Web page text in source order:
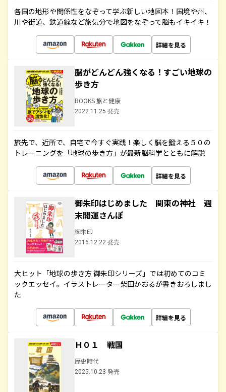
各国の地形や関係性をなぞって学ぶ新しい地図本！国境や州、
川や街道、鉄道線など旅気分で地図をなぞって脳もイキイキ！
詳細を見る
脳がどんどん強くなる！すごい地球の
歩き方
BOOKS 旅と健康
2022.11.25 発売
旅先で、近所で、自宅で今すぐ実践！楽しく脳を鍛える５０の
トレーニングを「地球の歩き方」が最新脳科学とともに解説
詳細を見る
御朱印はじめました 関東の神社 週
末開運さんぽ
御朱印
2016.12.22 発売
大ヒット「地球の歩き方 御朱印シリーズ」では初めてのコミ
ックエッセイ。イラストレーター柴田かおるが書きおろしまし
た
詳細を見る
Ｈ０１ 戦国
歴史時代
2025.10.23 発売